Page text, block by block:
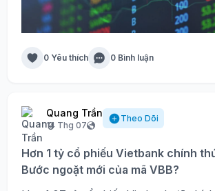
0 Yêu thích 0 Bình luận
Quang Trần
14 Thg 07
Theo Dõi
Hơn 1 tỷ cổ phiếu Vietbank chính
Bước ngoặt mới của mã VBB?